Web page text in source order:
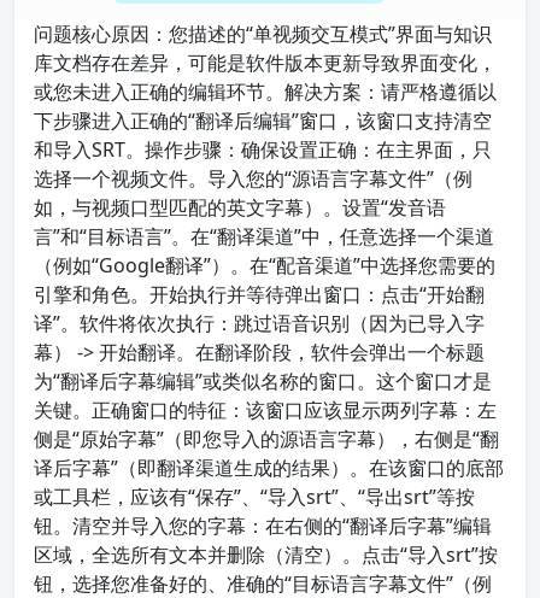
问题核心原因：您描述的“单视频交互模式”界面与知识
库文档存在差异，可能是软件版本更新导致界面变化，
或您未进入正确的编辑环节。解决方案：请严格遵循以
下步骤进入正确的“翻译后编辑”窗口，该窗口支持清空
和导入SRT。操作步骤：确保设置正确：在主界面，只
选择一个视频文件。导入您的“源语言字幕文件”（例
如，与视频口型匹配的英文字幕）。设置“发音语
言”和“目标语言”。在“翻译渠道”中，任意选择一个渠道
（例如“Google翻译”）。在“配音渠道”中选择您需要的
引擎和角色。开始执行并等待弹出窗口：点击“开始翻
译”。软件将依次执行：跳过语音识别（因为已导入字
幕） -> 开始翻译。在翻译阶段，软件会弹出一个标题
为“翻译后字幕编辑”或类似名称的窗口。这个窗口才是
关键。正确窗口的特征：该窗口应该显示两列字幕：左
侧是“原始字幕”（即您导入的源语言字幕），右侧是“翻
译后字幕”（即翻译渠道生成的结果）。在该窗口的底部
或工具栏，应该有“保存”、“导入srt”、“导出srt”等按
钮。清空并导入您的字幕：在右侧的“翻译后字幕”编辑
区域，全选所有文本并删除（清空）。点击“导入srt”按
钮，选择您准备好的、准确的“目标语言字幕文件”（例